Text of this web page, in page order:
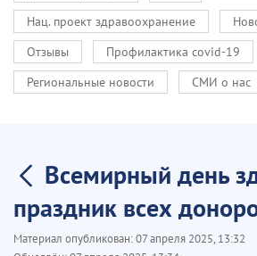
Нац. проект здравоохранение
Отзывы
Профилактика covid-19
Региональные новости
СМИ о нас
Всемирный день
праздник всех
Материал опубликован:07 апреля 2025, 13:32